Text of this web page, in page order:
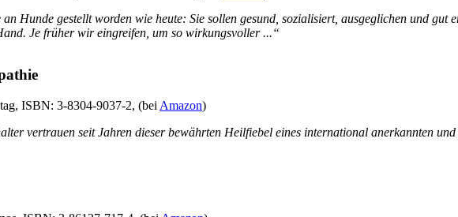
an Hunde gestellt worden wie heute: Sie sollen gesund, sozialisiert, ausgeglichen und
Je früher wir eingreifen, um so wirkungsvoller ...“
ISBN: 3-8304-9037-2, (bei Amazon)
vertrauen seit Jahren dieser bewährten Heilfiebel eines international anerkannten